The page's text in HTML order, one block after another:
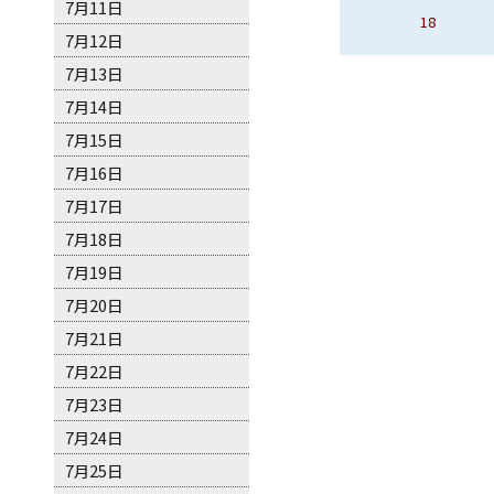
7月11日
7月12日
7月13日
7月14日
7月15日
7月16日
7月17日
7月18日
7月19日
7月20日
7月21日
7月22日
7月23日
7月24日
7月25日
16、夢之燈 17 19